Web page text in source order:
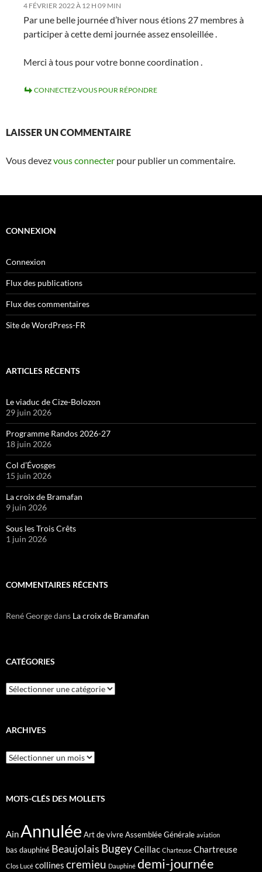
4 FÉVRIER 2022 À 12 H 09 MIN
Par une belle journée d’hiver nous étions 27 membres à
participer à cette demi journée assez ensoleillée .
Merci à tous pour votre bonne coordination .
CONNECTEZ-VOUS POUR RÉPONDRE
LAISSER UN COMMENTAIRE
Vous devezvous connecter pour publier un commentaire.
CONNEXION
Connexion
Flux des publications
Flux des commentaires
Site de WordPress-FR
ARTICLES RÉCENTS
Le viaduc de Cize-Bolozon
29 juin 2026
Programme Randos 2026-27
18 juin 2026
Col d’Évosges
15 juin 2026
La croix de Bramafan
9 juin 2026
Sous les Trois Crêts
1 juin 2026
COMMENTAIRES RÉCENTS
René Georgedans La croix de Bramafan
CATÉGORIES
Catégories
ARCHIVES
Archives
MOTS-CLÉS DES MOLLETS
Ain Annulée Art de vivreAssemblée Générale aviation
bas dauphiné Beaujolais BugeyCeillac Charteuse Chartreuse
Clos Lucé collines cremieu Dauphiné demi-journée